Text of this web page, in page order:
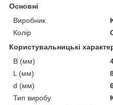
Основні
Виробник
Колір
Користувальницькі
B (мм)
L (мм)
d (мм)
Тип виробу